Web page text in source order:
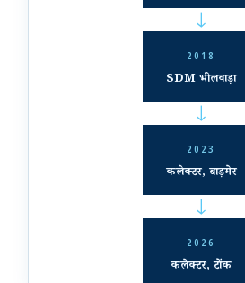
→
2018
SDM भीलवाड़ा
→
2023
कलेक्टर, बाड़मेर
→
2026
कलेक्टर, टोंक